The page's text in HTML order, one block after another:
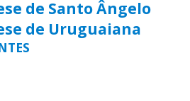
de Santo Ângelo
de Uruguaiana